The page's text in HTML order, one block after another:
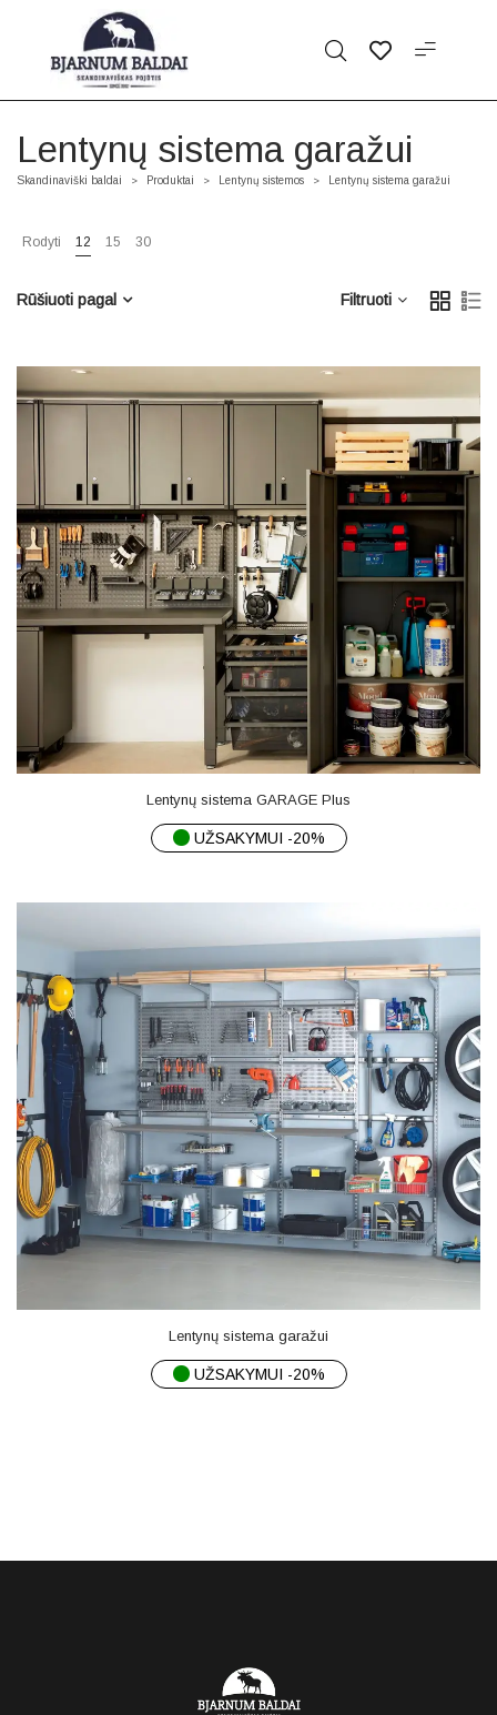
Lentynų sistema garažui
Skandinaviški baldai > Produktai > Lentynų sistemos > Lentynų sistema garažui
Rodyti 12 15 30
Filtruoti
Rūšiuoti pagal
Lentynų sistema GARAGE Plus
UŽSAKYMUI -20%
Lentynų sistema garažui
UŽSAKYMUI -20%